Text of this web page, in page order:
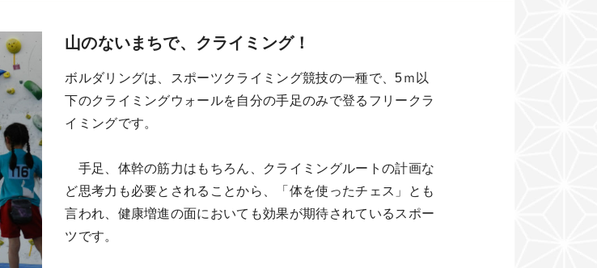
山のないまちで、クライミング！
ボルダリングは、スポーツクライミング競技の一種で、5ｍ以
下のクライミングウォールを自分の手足のみで登るフリークラ
イミングです。
手足、体幹の筋力はもちろん、クライミングルートの計画な
ど思考力も必要とされることから、「体を使ったチェス」とも
言われ、健康増進の面においても効果が期待されているスポー
ツです。